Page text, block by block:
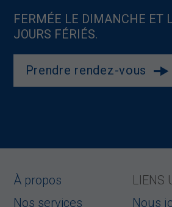
FERMÉE LE DIMANCHE ET
JOURS FÉRIÉS.
Prendre rendez-vous
À propos
Nos services
LIENS
Nous